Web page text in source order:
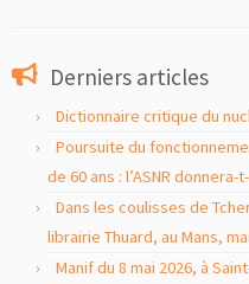
Derniers articles
Dictionnaire critique du
Poursuite du
de 60 ans : l’ASNR
Dans les coulisses de
librairie Thuard, au Mans,
Manif du 8 mai 2026, à